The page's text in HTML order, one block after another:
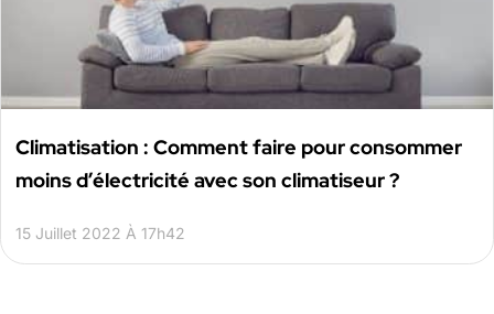
Climatisation : Comment faire pour consommer
moins d’électricité avec son climatiseur ?
15 Juillet 2022 À 17h42